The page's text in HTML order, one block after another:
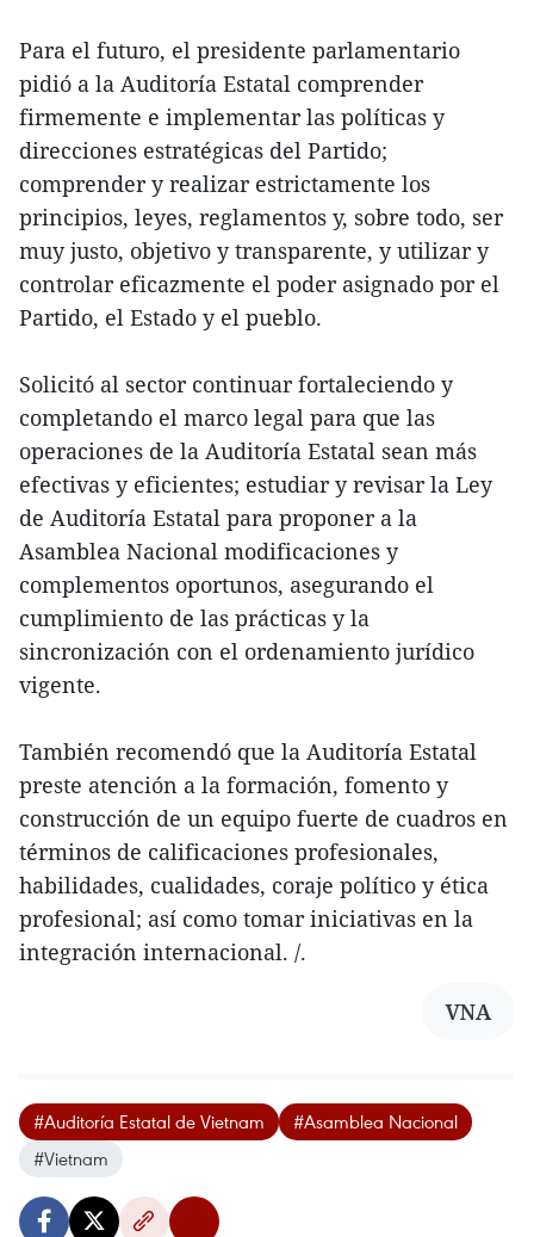
Para el futuro, el presidente parlamentario
pidió a la Auditoría Estatal comprender
firmemente e implementar las políticas y
direcciones estratégicas del Partido;
comprender y realizar estrictamente los
principios, leyes, reglamentos y, sobre todo, ser
muy justo, objetivo y transparente, y utilizar y
controlar eficazmente el poder asignado por el
Partido, el Estado y el pueblo.
Solicitó al sector continuar fortaleciendo y
completando el marco legal para que las
operaciones de la Auditoría Estatal sean más
efectivas y eficientes; estudiar y revisar la Ley
de Auditoría Estatal para proponer a la
Asamblea Nacional modificaciones y
complementos oportunos, asegurando el
cumplimiento de las prácticas y la
sincronización con el ordenamiento jurídico
vigente.
También recomendó que la Auditoría Estatal
preste atención a la formación, fomento y
construcción de un equipo fuerte de cuadros en
términos de calificaciones profesionales,
habilidades, cualidades, coraje político y ética
profesional; así como tomar iniciativas en la
integración internacional. /.
VNA
#Auditoría Estatal de Vietnam
#Asamblea Nacional
#Vietnam